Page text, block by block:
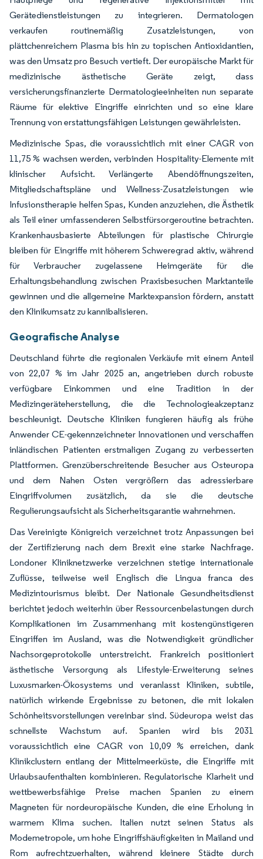
Gerätedienstleistungen zu integrieren. Dermatologen
verkaufen routinemäßig Zusatzleistungen, von
plättchenreichem Plasma bis hin zu topischen Antioxidantien,
was den Umsatz pro Besuch vertieft. Der europäische Markt für
medizinische ästhetische Geräte zeigt, dass
versicherungsfinanzierte Dermatologieeinheiten nun separate
Räume für elektive Eingriffe einrichten und so eine klare
Trennung von erstattungsfähigen Leistungen gewährleisten.
Medizinische Spas, die voraussichtlich mit einer CAGR von
11,75 % wachsen werden, verbinden Hospitality-Elemente mit
klinischer Aufsicht. Verlängerte Abendöffnungszeiten,
Mitgliedschaftspläne und Wellness-Zusatzleistungen wie
Infusionstherapie helfen Spas, Kunden anzuziehen, die Ästhetik
als Teil einer umfassenderen Selbstfürsorgeroutine betrachten.
Krankenhausbasierte Abteilungen für plastische Chirurgie
bleiben für Eingriffe mit höherem Schweregrad aktiv, während
für Verbraucher zugelassene Heimgeräte für die
Erhaltungsbehandlung zwischen Praxisbesuchen Marktanteile
gewinnen und die allgemeine Marktexpansion fördern, anstatt
den Klinikumsatz zu kannibalisieren.
Geografische Analyse
Deutschland führte die regionalen Verkäufe mit einem Anteil
von 22,07 % im Jahr 2025 an, angetrieben durch robuste
verfügbare Einkommen und eine Tradition in der
Medizingeräteherstellung, die die Technologieakzeptanz
beschleunigt. Deutsche Kliniken fungieren häufig als frühe
Anwender CE-gekennzeichneter Innovationen und verschaffen
inländischen Patienten erstmaligen Zugang zu verbesserten
Plattformen. Grenzüberschreitende Besucher aus Osteuropa
und dem Nahen Osten vergrößern das adressierbare
Eingriffvolumen zusätzlich, da sie die deutsche
Regulierungsaufsicht als Sicherheitsgarantie wahrnehmen.
Das Vereinigte Königreich verzeichnet trotz Anpassungen bei
der Zertifizierung nach dem Brexit eine starke Nachfrage.
Londoner Kliniknetzwerke verzeichnen stetige internationale
Zuflüsse, teilweise weil Englisch die Lingua franca des
Medizintourismus bleibt. Der Nationale Gesundheitsdienst
berichtet jedoch weiterhin über Ressourcenbelastungen durch
Komplikationen im Zusammenhang mit kostengünstigeren
Eingriffen im Ausland, was die Notwendigkeit gründlicher
Nachsorgeprotokolle unterstreicht. Frankreich positioniert
ästhetische Versorgung als Lifestyle-Erweiterung seines
Luxusmarken-Ökosystems und veranlasst Kliniken, subtile,
natürlich wirkende Ergebnisse zu betonen, die mit lokalen
Schönheitsvorstellungen vereinbar sind. Südeuropa weist das
schnellste Wachstum auf. Spanien wird bis 2031
voraussichtlich eine CAGR von 10,09 % erreichen, dank
Klinikclustern entlang der Mittelmeerküste, die Eingriffe mit
Urlaubsaufenthalten kombinieren. Regulatorische Klarheit und
wettbewerbsfähige Preise machen Spanien zu einem
Magneten für nordeuropäische Kunden, die eine Erholung in
warmem Klima suchen. Italien nutzt seinen Status als
Modemetropole, um hohe Eingriffshäufigkeiten in Mailand und
Rom aufrechtzuerhalten, während kleinere Städte durch